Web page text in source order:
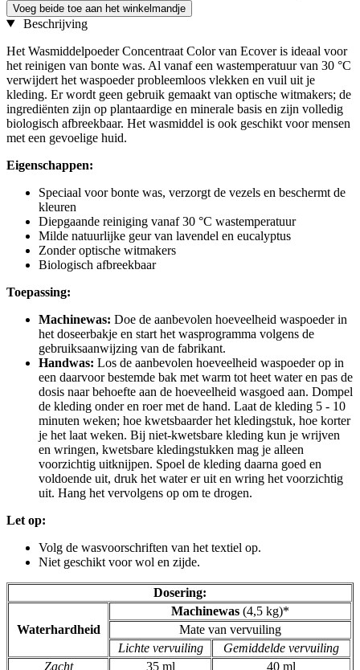
Voeg beide toe aan het winkelmandje
Beschrijving
Het Wasmiddelpoeder Concentraat Color van Ecover is ideaal voor
het reinigen van bonte was. Al vanaf een wastemperatuur van 30 °C
verwijdert het waspoeder probleemloos vlekken en vuil uit je
kleding. Er wordt geen gebruik gemaakt van optische witmakers; de
ingrediënten zijn op plantaardige en minerale basis en zijn volledig
biologisch afbreekbaar. Het wasmiddel is ook geschikt voor mensen
met een gevoelige huid.
Eigenschappen:
Speciaal voor bonte was, verzorgt de vezels en beschermt de
kleuren
Diepgaande reiniging vanaf 30 °C wastemperatuur
Milde natuurlijke geur van lavendel en eucalyptus
Zonder optische witmakers
Biologisch afbreekbaar
Toepassing:
Machinewas: Doe de aanbevolen hoeveelheid waspoeder in
het doseerbakje en start het wasprogramma volgens de
gebruiksaanwijzing van de fabrikant.
Handwas: Los de aanbevolen hoeveelheid waspoeder op in
een daarvoor bestemde bak met warm tot heet water en pas de
dosis naar behoefte aan de hoeveelheid wasgoed aan. Dompel
de kleding onder en roer met de hand. Laat de kleding 5 - 10
minuten weken; hoe kwetsbaarder het kledingstuk, hoe korter
je het laat weken. Bij niet-kwetsbare kleding kun je wrijven
en wringen, kwetsbare kledingstukken mag je alleen
voorzichtig uitknijpen. Spoel de kleding daarna goed en
voldoende uit, druk het water er uit en wring het voorzichtig
uit. Hang het vervolgens op om te drogen.
Let op:
Volg de wasvoorschriften van het textiel op.
Niet geschikt voor wol en zijde.
Dosering:
Waterhardheid
Machinewas (4,5 kg)*
Mate van vervuiling
Lichte vervuiling
Gemiddelde vervuiling
Zacht
35 ml 40 ml